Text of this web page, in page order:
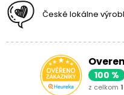
České lokálne
100 %
z celkom